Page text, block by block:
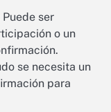
Puede ser
o un
se necesita un
para